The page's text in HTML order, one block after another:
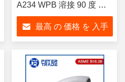
A234 WPB 溶接 90 度 短
半径肘 SCH 40
最高 の 価格 を 入手